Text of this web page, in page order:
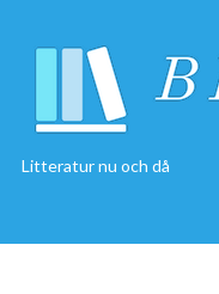
Litteratur nu och då